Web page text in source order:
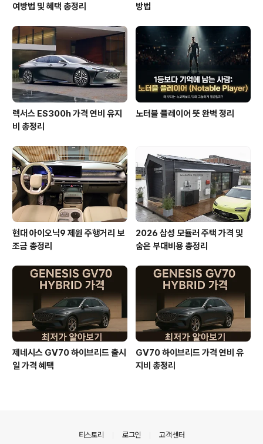
여방법 및 혜택 총정리
방법
렉서스 ES300h 가격 연비 유지
비 총정리
노터블 플레이어 뜻 완벽 정리
현대 아이오닉9 제원 주행거리 보
조금 총정리
2026 삼성 모듈러 주택 가격 및
숨은 부대비용 총정리
제네시스 GV70 하이브리드 출시
일 가격 혜택
GV70 하이브리드 가격 연비 유
지비 총정리
티스토리 로그인 고객센터